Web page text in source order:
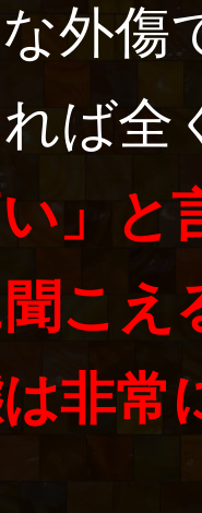
外傷
ば全
い」
こえ
非常